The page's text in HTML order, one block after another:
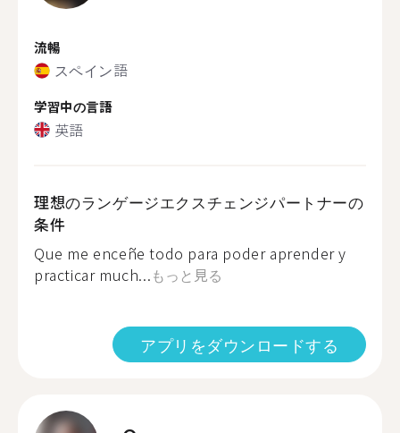
流暢
スペイン語
学習中の言語
英語
理想のランゲージエクスチェンジパートナーの
条件
Que me enceñe todo para poder aprender y
practicar much...もっと見る
アプリをダウンロードする